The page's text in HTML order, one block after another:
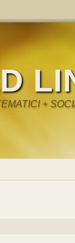
+